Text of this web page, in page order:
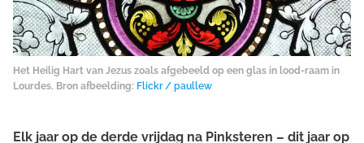
Het Heilig Hart van Jezus zoals afgebeeld op een glas in lood-raam in
Lourdes. Bron afbeelding: Flickr / paullew
Elk jaar op de derde vrijdag na Pinksteren – dit jaar op